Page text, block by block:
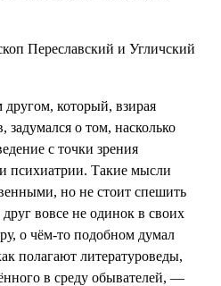
Переславский и Угличский
который, взирая
задумался о том, насколько
с точки зрения
психиатрии. Такие мысли
но не стоит спешить
вовсе не одинок в своих
о чём-то подобном думал
полагают литературоведы,
в среду обывателей, —